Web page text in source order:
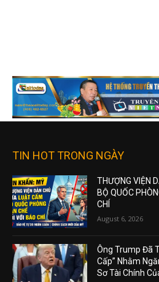
TIN HOT TRONG NGÀY
THƯỢNG VIỆN
BỘ QUỐC
CHÍ
August 6, 2026
Ông Trump Đã
Cấp” Nhằm
Sơ Tài Chính